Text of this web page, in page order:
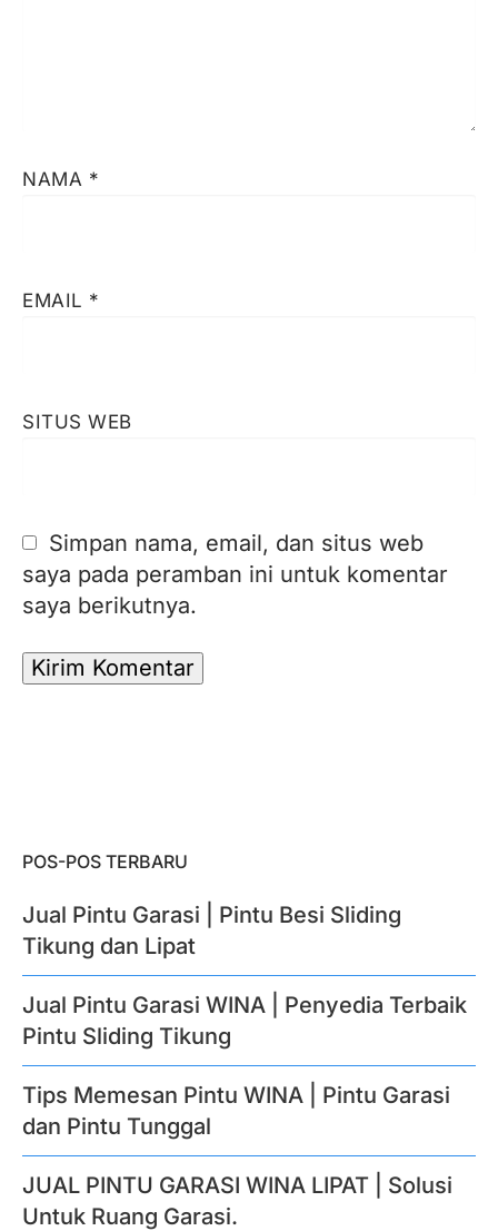
NAMA *
EMAIL *
SITUS WEB
Simpan nama, email, dan situs web
saya pada peramban ini untuk komentar
saya berikutnya.
POS-POS TERBARU
Jual Pintu Garasi | Pintu Besi Sliding
Tikung dan Lipat
Jual Pintu Garasi WINA | Penyedia Terbaik
Pintu Sliding Tikung
Tips Memesan Pintu WINA | Pintu Garasi
dan Pintu Tunggal
JUAL PINTU GARASI WINA LIPAT | Solusi
Untuk Ruang Garasi.